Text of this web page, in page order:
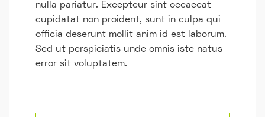
nulla pariatur. Excepteur sint occaecat
cupidatat non proident, sunt in culpa qui
officia deserunt mollit anim id est laborum.
Sed ut perspiciatis unde omnis iste natus
error sit voluptatem.